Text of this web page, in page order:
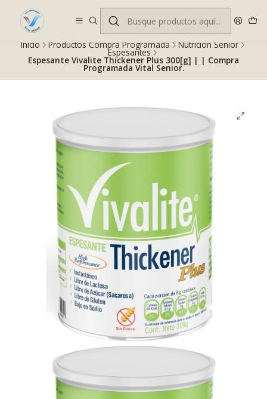
Despacho gratis en RM desde $100.000. Revisa las condiciones.
Inicio Productos Compra Programada Nutrición Senior
Espesantes
Espesante Vivalite Thickener Plus 300[g] | | Compra
Programada Vital Senior.